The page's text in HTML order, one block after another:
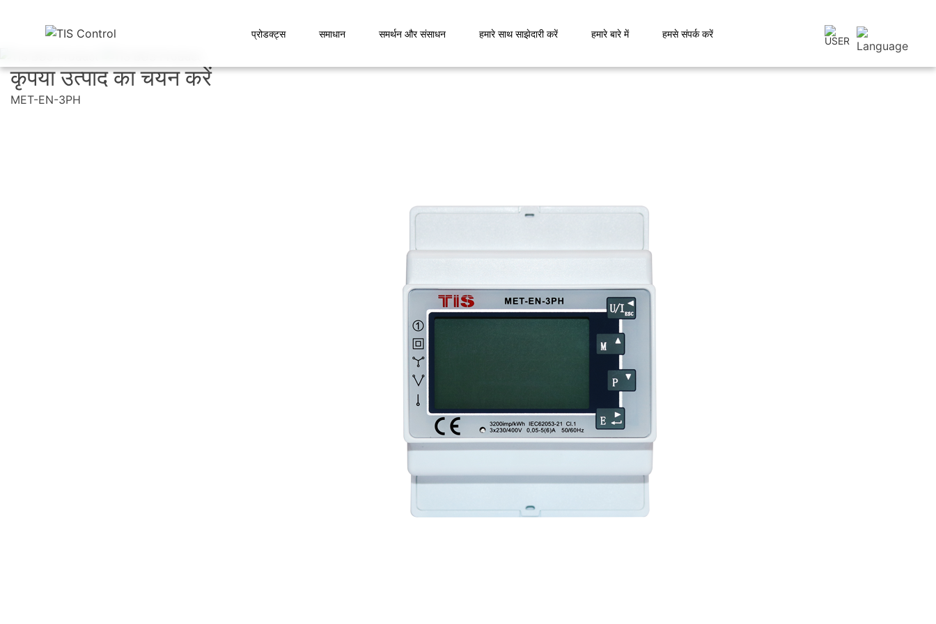
प्रोडक्ट्स समाधान समर्थन और संसाधन हमारे साथ साझेदारी करें हमारे बारे में हमसे संपर्क करें
कृपया उत्पाद का चयन करें
MET-EN-3PH